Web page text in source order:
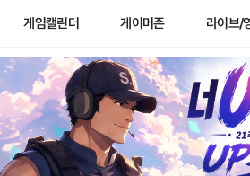
게임캘린더 게이머존 라이브/